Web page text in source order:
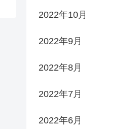
2022年10月
2022年9月
2022年8月
2022年7月
2022年6月